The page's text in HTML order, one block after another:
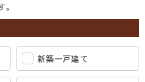
新築一戸建て